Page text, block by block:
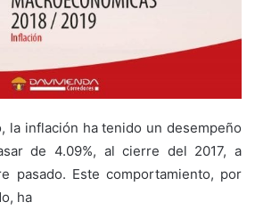
la inflación ha tenido un desempeño
de 4.09%, al cierre del 2017, a
pasado. Este comportamiento, por
ha